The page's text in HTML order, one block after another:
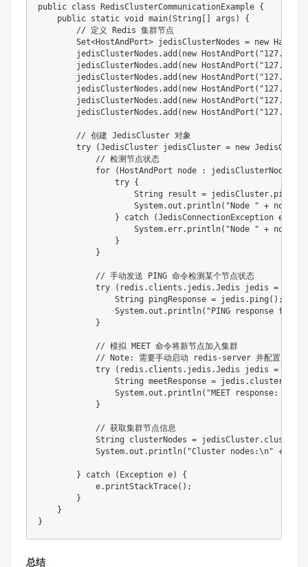
public class RedisClusterCommunicationExample {
public static void main(String [ ] args )
{
// 定义 Redis 集群节点
Set<HostAndPort> jedisClusterNodes = new HashSet
        jedisClusterNodes
.add ( new HostAndPort (
        jedisClusterNodes
.add ( new HostAndPort (
        jedisClusterNodes
.add ( new HostAndPort (
        jedisClusterNodes
.add ( new HostAndPort (
        jedisClusterNodes
.add ( new HostAndPort (
        jedisClusterNodes
.add ( new HostAndPort (
// 创建 JedisCluster 对象
try
(JedisCluster jedisCluster = new
// 检测节点状态
for
(HostAndPort node : jedisClusterNodes
try {
String result = jedisCluster. ping
System.out . println( "Node " + node
}
catch (JedisConnectionException e
System.err. println( "Node " + node
}
}
// 手动发送 PING 命令检测某个节点状态
try
( redis . clients . jedis .Jedis jedis =
String pingResponse = jedis . ping ( ) ;
System.out . println( "PING response from
}
// 模拟 MEET 命令将新节点加入集群
// Note: 需要手动启动 redis-server 并配置为此示
try
( redis . clients . jedis .Jedis jedis =
String meetResponse = jedis . clusterMeet
System.out . println( "MEET response: "
}
// 获取集群节点信息
String clusterNodes = jedisCluster.
System.out . println( "Cluster nodes:\n" +
} catch ( Exception e)
{
            e
. printStackTrace( ) ;
}
}
}
总结